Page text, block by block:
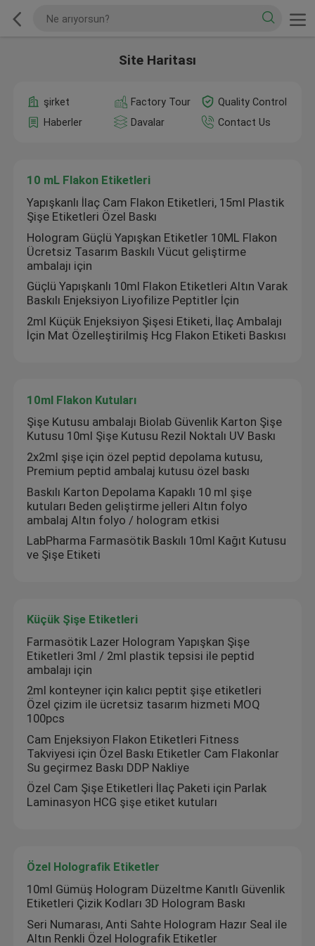
Site Haritası
şirket Factory Tour
Quality Control
Haberler
Davalar Contact Us
10 mL Flakon Etiketleri
Yapışkanlı İlaç Cam Flakon Etiketleri, 15ml Plastik
Şişe Etiketleri Özel Baskı
Hologram Güçlü Yapışkan Etiketler 10ML Flakon
Ücretsiz Tasarım Baskılı Vücut geliştirme
ambalajı için
Güçlü Yapışkanlı 10ml Flakon Etiketleri Altın Varak
Baskılı Enjeksiyon Liyofilize Peptitler İçin
2ml Küçük Enjeksiyon Şişesi Etiketi, İlaç Ambalajı
İçin Mat Özelleştirilmiş Hcg Flakon Etiketi Baskısı
10ml Flakon Kutuları
Şişe Kutusu ambalajı Biolab Güvenlik Karton Şişe
Kutusu 10ml Şişe Kutusu Rezil Noktalı UV Baskı
2x2ml şişe için özel peptid depolama kutusu,
Premium peptid ambalaj kutusu özel baskı
Baskılı Karton Depolama Kapaklı 10 ml şişe
kutuları Beden geliştirme jelleri Altın folyo
ambalaj Altın folyo / hologram etkisi
LabPharma Farmasötik Baskılı 10ml Kağıt Kutusu
ve Şişe Etiketi
Küçük Şişe Etiketleri
Farmasötik Lazer Hologram Yapışkan Şişe
Etiketleri 3ml / 2ml plastik tepsisi ile peptid
ambalajı için
2ml konteyner için kalıcı peptit şişe etiketleri
Özel çizim ile ücretsiz tasarım hizmeti MOQ
100pcs
Cam Enjeksiyon Flakon Etiketleri Fitness
Takviyesi için Özel Baskı Etiketler Cam Flakonlar
Su geçirmez Baskı DDP Nakliye
Özel Cam Şişe Etiketleri İlaç Paketi için Parlak
Laminasyon HCG şişe etiket kutuları
Özel Holografik Etiketler
10ml Gümüş Hologram Düzeltme Kanıtlı Güvenlik
Etiketleri Çizik Kodları 3D Hologram Baskı
Seri Numarası, Anti Sahte Hologram Hazır Seal ile
Altın Renkli Özel Holografik Etiketler